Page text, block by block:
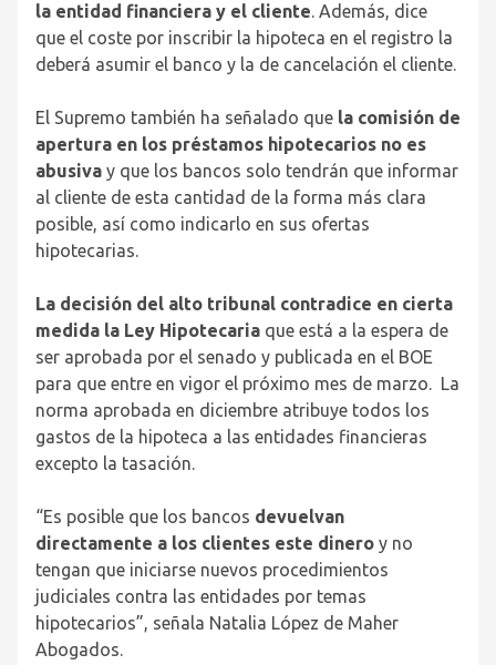
la entidad financiera y el cliente. Además, dice
que el coste por inscribir la hipoteca en el registro la
deberá asumir el banco y la de cancelación el cliente.
El Supremo también ha señalado que la comisión de
apertura en los préstamos hipotecarios no es
abusiva y que los bancos solo tendrán que informar
al cliente de esta cantidad de la forma más clara
posible, así como indicarlo en sus ofertas
hipotecarias.
La decisión del alto tribunal contradice en cierta
medida la Ley Hipotecaria que está a la espera de
ser aprobada por el senado y publicada en el BOE
para que entre en vigor el próximo mes de marzo. La
norma aprobada en diciembre atribuye todos los
gastos de la hipoteca a las entidades financieras
excepto la tasación.
“Es posible que los bancos devuelvan
directamente a los clientes este dinero y no
tengan que iniciarse nuevos procedimientos
judiciales contra las entidades por temas
hipotecarios”, señala Natalia López de Maher
Abogados.